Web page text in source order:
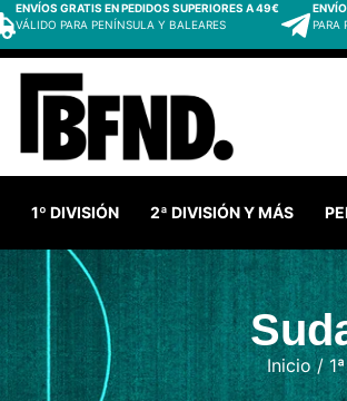
ENVÍOS GRATIS EN PEDIDOS SUPERIORES A 49€
VÁLIDO PARA PENÍNSULA Y BALEARES
PARA
1º DIVISIÓN 2ª DIVISIÓN Y MÁS
Inicio/